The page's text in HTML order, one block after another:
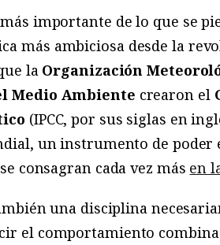
importante de lo que se
más ambiciosa desde la
la Organización
Medio Ambiente crearon el
(IPCC, por sus siglas en
un instrumento de
consagran cada vez más en
una disciplina
el comportamiento